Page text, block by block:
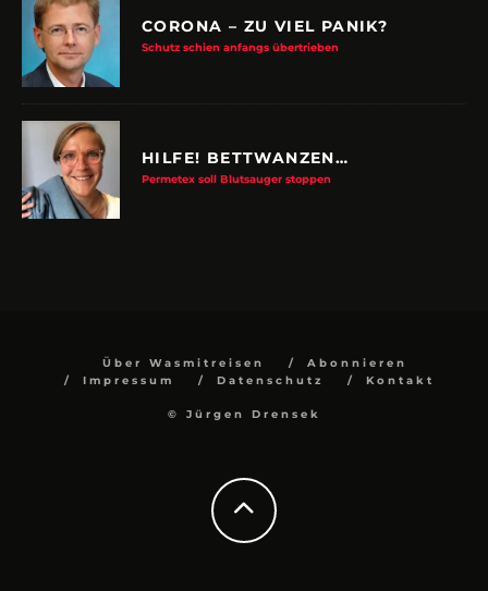
CORONA – ZU VIEL PANIK?
Schutz schien anfangs übertrieben
HILFE! BETTWANZEN…
Permetex soll Blutsauger stoppen
Über Wasmitreisen
Abonnieren
Impressum
Datenschutz Kontakt
© Jürgen Drensek